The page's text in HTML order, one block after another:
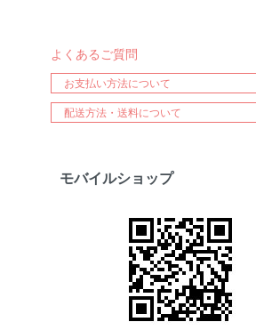
よくあるご質問
お支払い方法について
配送方法・送料について
モバイルショップ